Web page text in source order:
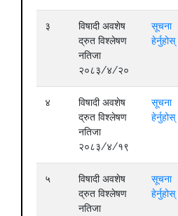
३
विषादी अवशेष
द्रुत विश्लेषण
नतिजा
२०८३/४/२०
सूचना
हेर्नुहोस्
४
विषादी अवशेष
द्रुत विश्लेषण
नतिजा
२०८३/४/१९
सूचना
हेर्नुहोस्
५
विषादी अवशेष
द्रुत विश्लेषण
नतिजा
सूचना
हेर्नुहोस्